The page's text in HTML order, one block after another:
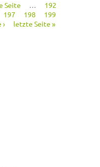
Seite …
192
197 198
199
letzte Seite »